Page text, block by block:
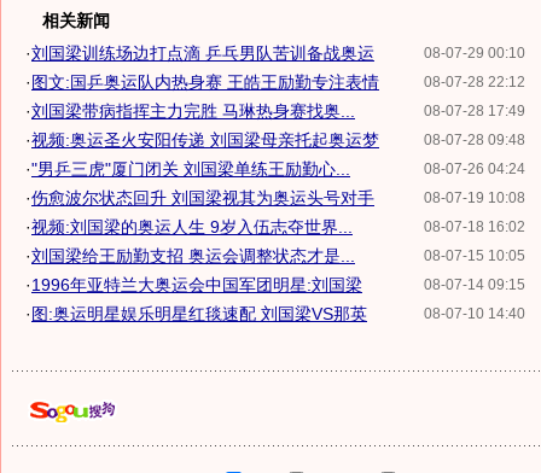
相关新闻
08-07-29 00:10
·刘国梁训练场边打点滴 乒乓男队苦训备战奥运
08-07-28 22:12
·图文:国乒奥运队内热身赛 王皓王励勤专注表情
08-07-28 17:49
·刘国梁带病指挥主力完胜 马琳热身赛找奥...
08-07-28 09:48
·视频:奥运圣火安阳传递 刘国梁母亲托起奥运梦
08-07-26 04:24
·"男乒三虎"厦门闭关 刘国梁单练王励勤心...
08-07-19 10:08
·伤愈波尔状态回升 刘国梁视其为奥运头号对手
08-07-18 16:02
·视频:刘国梁的奥运人生 9岁入伍志夺世界...
08-07-15 10:05
·刘国梁给王励勤支招 奥运会调整状态才是...
08-07-14 09:15
·1996年亚特兰大奥运会中国军团明星:刘国梁
08-07-10 14:40
·图:奥运明星娱乐明星红毯速配 刘国梁VS那英